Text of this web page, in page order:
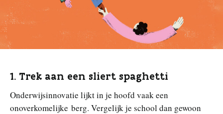
1. Trek aan een sliert spaghetti
Onderwijsinnovatie lijkt in je hoofd vaak een
onoverkomelijke berg. Vergelijk je school dan gewoon